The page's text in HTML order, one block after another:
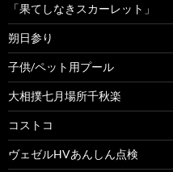
「果てしなきスカーレット」
朔日参り
子供/ペット用プール
大相撲七月場所千秋楽
コストコ
ヴェゼルHVあんしん点検